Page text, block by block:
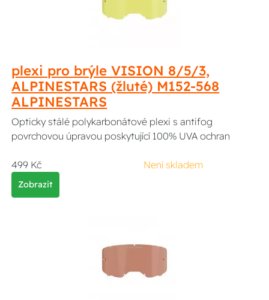
plexi pro brýle VISION 8/5/3,
ALPINESTARS (žluté) M152-568
ALPINESTARS
Opticky stálé polykarbonátové plexi s antifog
povrchovou úpravou poskytující 100% UVA ochran
499 Kč Není skladem
Zobrazit